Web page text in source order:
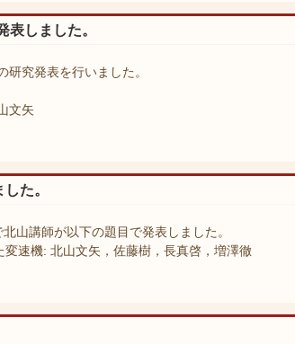
しました。
究発表を行いました。
文矢
た。
山講師が以下の題目で発表しました。
速機: 北山文矢，佐藤樹，長真啓，増澤徹